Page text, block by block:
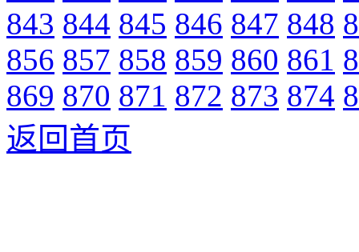
843 844 845 846 847 848
856 857 858 859 860 861
869 870 871 872 873 874
返回首页